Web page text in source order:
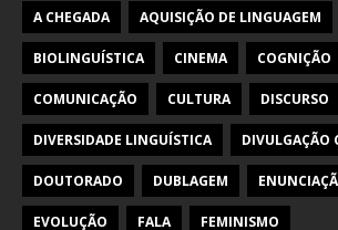
A CHEGADA AQUISIÇÃO DE LINGUAGEM
BIOLINGUÍSTICA CINEMA COGNIÇÃO
COMUNICAÇÃO CULTURA DISCURSO
DIVERSIDADE LINGUÍSTICA DIVULGAÇÃO
DOUTORADO DUBLAGEM
EVOLUÇÃO FALA FEMINISMO